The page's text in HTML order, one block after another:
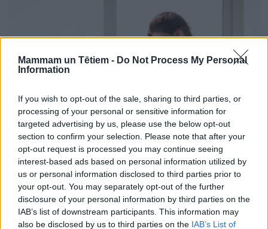
Mammam un Tētiem - Do Not Process My Personal
Information
If you wish to opt-out of the sale, sharing to third parties, or
processing of your personal or sensitive information for
targeted advertising by us, please use the below opt-out
section to confirm your selection. Please note that after your
opt-out request is processed you may continue seeing
interest-based ads based on personal information utilized by
us or personal information disclosed to third parties prior to
your opt-out. You may separately opt-out of the further
disclosure of your personal information by third parties on the
IAB’s list of downstream participants. This information may
also be disclosed by us to third parties on the IAB’s List of
6 шагов к более легким родам. Чай из листьев малины,
правильное дыхание и НЕ БОЯТСЯ